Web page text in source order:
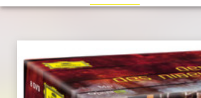
Nibelung
Levine
Luisi